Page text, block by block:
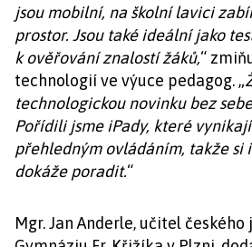
jsou mobilní, na školní lavici
prostor. Jsou také ideální jako
k ověřování znalostí žáků,“
technologií ve výuce pedagog. „
technologickou novinku bez
Pořídili jsme iPady, které
přehledným ovládáním, takže si
dokáže poradit.“
Mgr. Jan Anderle, učitel českého